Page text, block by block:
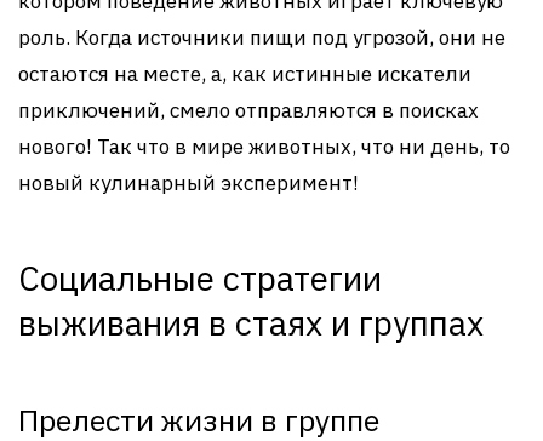
роль. Когда источники пищи под угрозой, они не
остаются на месте, а, как истинные искатели
приключений, смело отправляются в поисках
нового! Так что в мире животных, что ни день, то
новый кулинарный эксперимент!
Социальные стратегии
выживания в стаях и группах
Прелести жизни в группе